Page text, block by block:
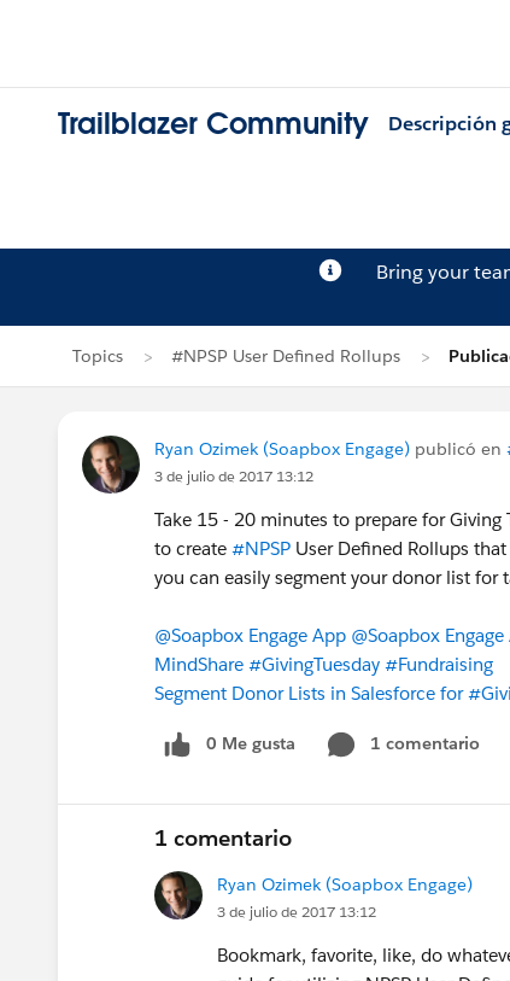
Trailblazer Community Descripción
Bring your
Topics #NPSP User Defined Rollups
Ryan Ozimek (Soapbox Engage) publicó en
3 de julio de 2017 13:12
Take 15 - 20 minutes to prepare for
to create #NPSP User Defined Rollups
you can easily segment your donor list for
@Soapbox Engage App @Soapbox
MindShare #GivingTuesday #Fundraising
Segment Donor Lists in Salesforce for
0 Me gusta 1 comentario
1 comentario
Ryan Ozimek (Soapbox Engage)
3 de julio de 2017 13:12
Bookmark, favorite, like, do